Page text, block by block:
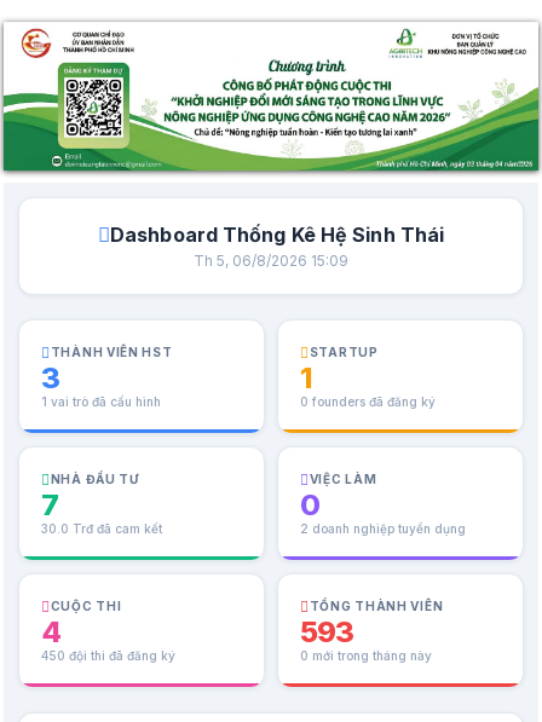
Dashboard Thống Kê Hệ Sinh Thái
Th 5, 06/8/2026 15:09
THÀNH VIÊN HST
3
1 vai trò đã cấu hình
STARTUP
1
0 founders đã đăng ký
NHÀ ĐẦU TƯ
7
30.0 Trđ đã cam kết
VIỆC LÀM
0
2 doanh nghiệp tuyển dụng
CUỘC THI
4
450 đội thi đã đăng ký
TỔNG THÀNH VIÊN
593
0 mới trong tháng này